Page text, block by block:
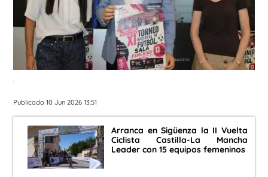
.
Publicado 10 Jun 2026 13:51
Arranca en Sigüenza la II Vuelta
Ciclista Castilla-La Mancha
Leader con 15 equipos femeninos